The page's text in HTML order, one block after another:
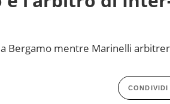
Bergamo mentre Marinelli
CONDIVIDI